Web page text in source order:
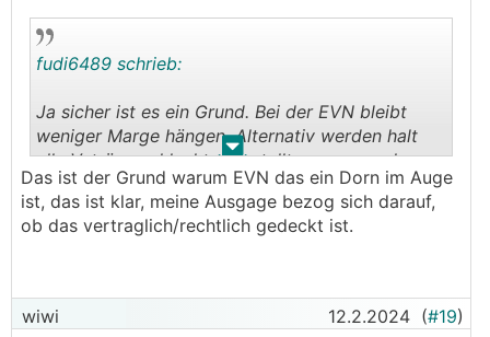
. .
fudi6489 schrieb:
Ja sicher ist es ein Grund. Bei der EVN bleibt
weniger Marge hängen. Alternativ werden halt
alle Veträge schlechter gestellt, wovon auch
niemand etwas hat.
Das ist der Grund warum EVN das ein Dorn im Auge
ist, das ist klar, meine Ausgage bezog sich darauf,
ob das vertraglich/rechtlich gedeckt ist.
wiwi 12.2.2024 (#19)